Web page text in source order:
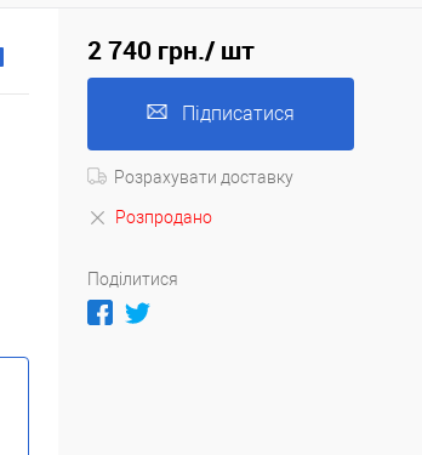
2 740 грн./ шт
Підписатися
Розрахувати доставку
Розпродано
Поділитися